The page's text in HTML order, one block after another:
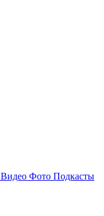
Видео Фото Подкасты